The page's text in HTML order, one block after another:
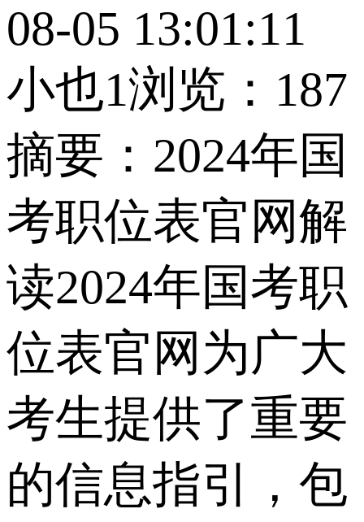
08-05 13:01:11
小也1浏览：187
摘要： 2024年国
考职位表官网解
读2024年国考职
位表官网为广大
考生提供了重要
的信息指引，包